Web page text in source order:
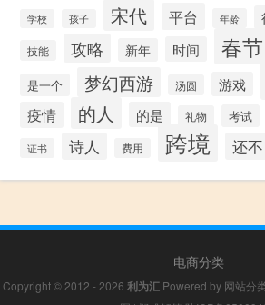
学校 孩子 宋代 平台 年龄
技能 攻略 新年 时间 春节
是一个 梦幻西游 汤圆 游戏
疫情 的人 的是 礼物 考试
证书 诗人 费用 跨境 还不
电商分类
Copyright © 2012 - 2026 利为汇 Powered by 网站分